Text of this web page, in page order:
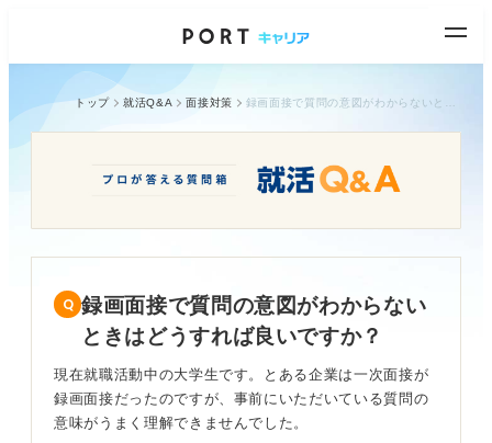
トップ 就活Q&A 面接対策
録画面接で質問の意図がわからない
ときはどうすれば良いですか？
現在就職活動中の大学生です。とある企業は一次面接が
録画面接だったのですが、事前にいただいている質問の
意味がうまく理解できませんでした。